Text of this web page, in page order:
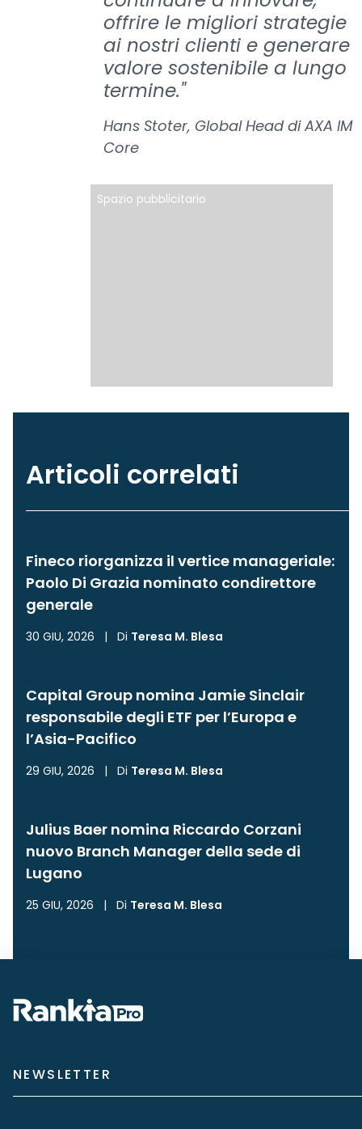
offrire le migliori strategie
ai nostri clienti e generare
valore sostenibile a lungo
termine."
Hans Stoter, Global Head di AXA IM
Core
Spazio pubblicitario
Articoli correlati
Fineco riorganizza il vertice manageriale:
Paolo Di Grazia nominato condirettore
generale
30 GIU, 2026 | Di Teresa M. Blesa
Capital Group nomina Jamie Sinclair
responsabile degli ETF per l’Europa e
l’Asia-Pacifico
29 GIU, 2026 | Di Teresa M. Blesa
Julius Baer nomina Riccardo Corzani
nuovo Branch Manager della sede di
Lugano
25 GIU, 2026 | Di Teresa M. Blesa
NEWSLETTER